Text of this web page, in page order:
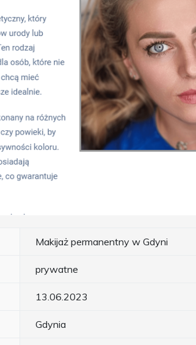
Makijaż permanentny w Gdyni
prywatne
13.06.2023
Gdynia